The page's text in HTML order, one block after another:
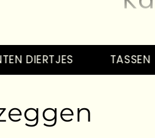
DIERTJES TASSEN